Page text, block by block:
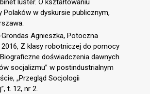
luster. O kształtowaniu
Polaków w dyskursie publicznym,
Agnieszka, Potoczna
2016, Z klasy robotniczej do pomocy
doświadczenia dawnych
socjalizmu” w postindustrialnym
„Przegląd Socjologii
t. 12, nr 2.